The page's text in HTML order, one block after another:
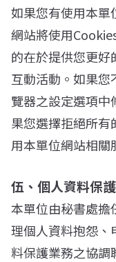
如果您有使用本單
網站將使用
的在於提供您更
互動活動。如果
覽器之設定選項
果您選擇拒絕所
用本單位網站相關
伍、個人資料保
本單位由秘書處擔
理個人資料抱怨、
料保護業務之協調